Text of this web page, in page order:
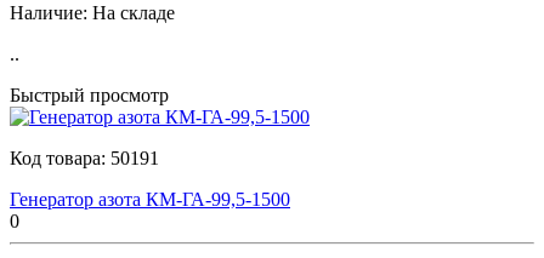
Наличие: На складе
..
Быстрый просмотр
Код товара: 50191
Генератор азота КМ-ГА-99,5-1500
0